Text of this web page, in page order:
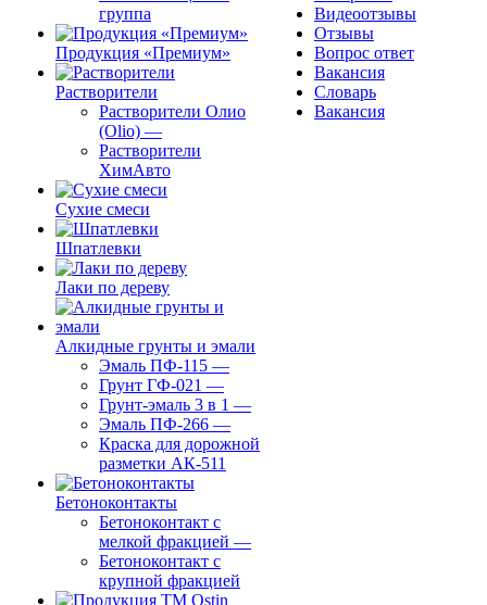
группа
Продукция «Премиум»
Растворители
Растворители Олио
(Olio) —
Растворители
ХимАвто
Сухие смеси
Шпатлевки
Лаки по дереву
Алкидные грунты и эмали
Эмаль ПФ-115 —
Грунт ГФ-021 —
Грунт-эмаль 3 в 1 —
Эмаль ПФ-266 —
Краска для дорожной
разметки АК-511
Бетоноконтакты
Бетоноконтакт с
мелкой фракцией —
Бетоноконтакт с
крупной фракцией
Видеоотзывы
Отзывы
Вопрос ответ
Вакансия
Словарь
Вакансия